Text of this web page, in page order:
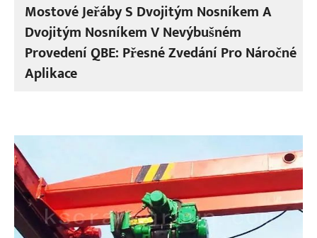
Mostové Jeřáby S Dvojitým Nosníkem A
Dvojitým Nosníkem V Nevýbušném
Provedení QBE: Přesné Zvedání Pro Náročné
Aplikace